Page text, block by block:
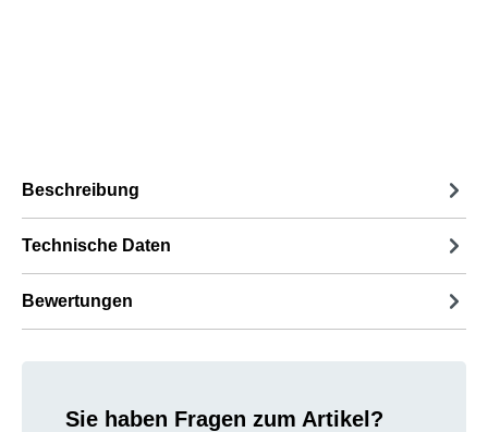
Beschreibung
Technische Daten
Bewertungen
Sie haben Fragen zum Artikel?